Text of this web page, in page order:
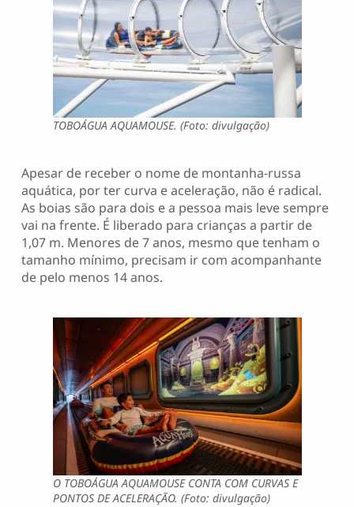
TOBOÁGUA AQUAMOUSE. (Foto: divulgação)
Apesar de receber o nome de montanha-russa
aquática, por ter curva e aceleração, não é radical.
As boias são para dois e a pessoa mais leve sempre
vai na frente. É liberado para crianças a partir de
1,07 m. Menores de 7 anos, mesmo que tenham o
tamanho mínimo, precisam ir com acompanhante
de pelo menos 14 anos.
O TOBOÁGUA AQUAMOUSE CONTA COM CURVAS E
PONTOS DE ACELERAÇÃO. (Foto: divulgação)